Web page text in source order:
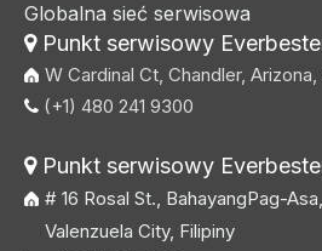
Globalna sieć serwisowa
Punkt serwisowy
W Cardinal Ct, Chandler,
 (+1) 480 241 9300
Punkt serwisowy
# 16 Rosal St., BahayangPag-
Valenzuela City, Filipiny